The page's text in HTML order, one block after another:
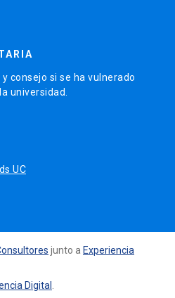
consejo si se ha vulnerado
universidad.
UC
junto a Experiencia
Digital